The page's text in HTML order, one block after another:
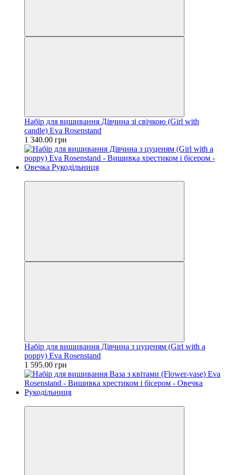
Набір для вишивання Дівчина зі свічкою (Girl with
candle) Eva Rosenstand
1 340.00 грн
Набір для вишивання Дівчина з цуценям (Girl with a
poppy) Eva Rosenstand
1 595.00 грн